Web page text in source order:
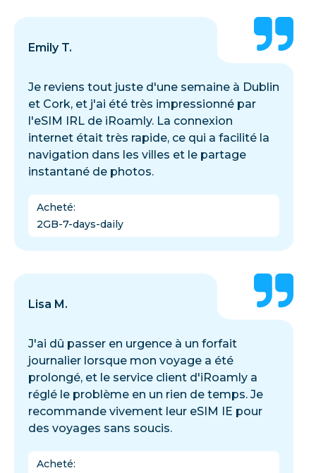
Emily T.
Je reviens tout juste d'une semaine à Dublin
et Cork, et j'ai été très impressionné par
l'eSIM IRL de iRoamly. La connexion
internet était très rapide, ce qui a facilité la
navigation dans les villes et le partage
instantané de photos.
Acheté:
2GB-7-days-daily
Lisa M.
J'ai dû passer en urgence à un forfait
journalier lorsque mon voyage a été
prolongé, et le service client d'iRoamly a
réglé le problème en un rien de temps. Je
recommande vivement leur eSIM IE pour
des voyages sans soucis.
Acheté: